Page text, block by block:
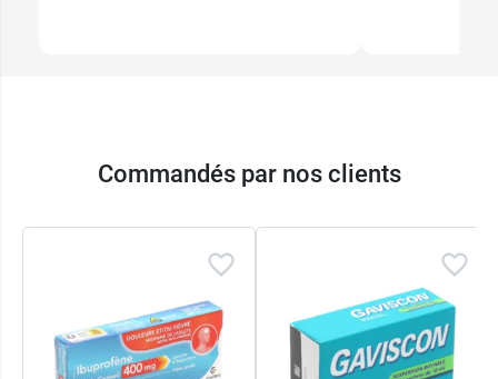
Commandés par nos clients